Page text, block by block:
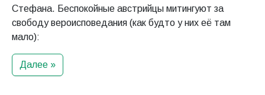
Стефана. Беспокойные австрийцы митингуют за
свободу вероисповедания (как будто у них её там
мало):
Далее »